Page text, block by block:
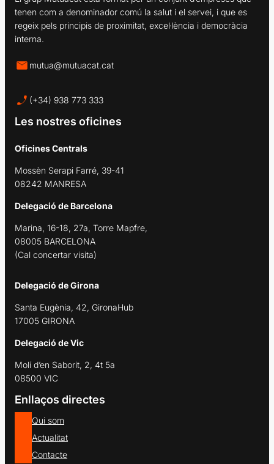
tenen com a denominador comú la salut i el servei, i que es
regeix pels principis de proximitat, excel·lència i democràcia
interna.
mutua@mutuacat.cat
(+34) 938 773 333
Les nostres oficines
Oficines Centrals
Mossèn Serapi Farré, 39-41
08242 MANRESA
Delegació de Barcelona
Marina, 16-18, 27a, Torre Mapfre,
08005 BARCELONA
(Cal concertar visita)
Delegació de Girona
Santa Eugènia, 42, GironaHub
17005 GIRONA
Delegació de Vic
Molí d’en Saborit, 2, 4t 5a
08500 VIC
Enllaços directes
Qui som
Actualitat
Contacte